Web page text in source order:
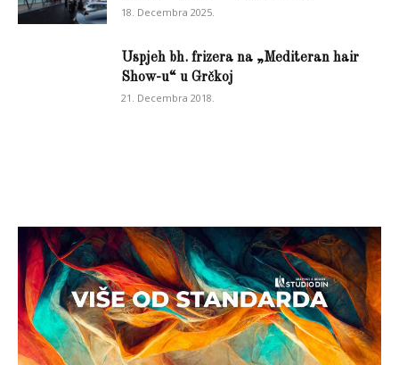
18. Decembra 2025.
Uspjeh bh. frizera na „Mediteran hair
Show-u“ u Grčkoj
21. Decembra 2018.